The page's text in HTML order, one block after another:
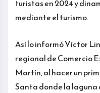
turistas en 2024 y
mediante el turismo.
Así lo informó Víctor
regional de Comercio
Martín, al hacer un
Santa donde la laguna